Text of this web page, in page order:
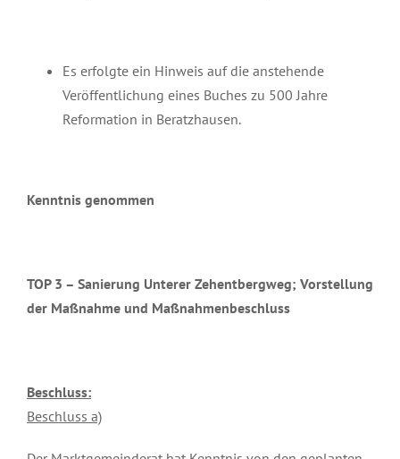
Es erfolgte ein Hinweis auf die anstehende
Veröffentlichung eines Buches zu 500 Jahre
Reformation in Beratzhausen.
Kenntnis genommen
TOP 3 – Sanierung Unterer Zehentbergweg; Vorstellung
der Maßnahme und Maßnahmenbeschluss
Beschluss:
Beschluss a)